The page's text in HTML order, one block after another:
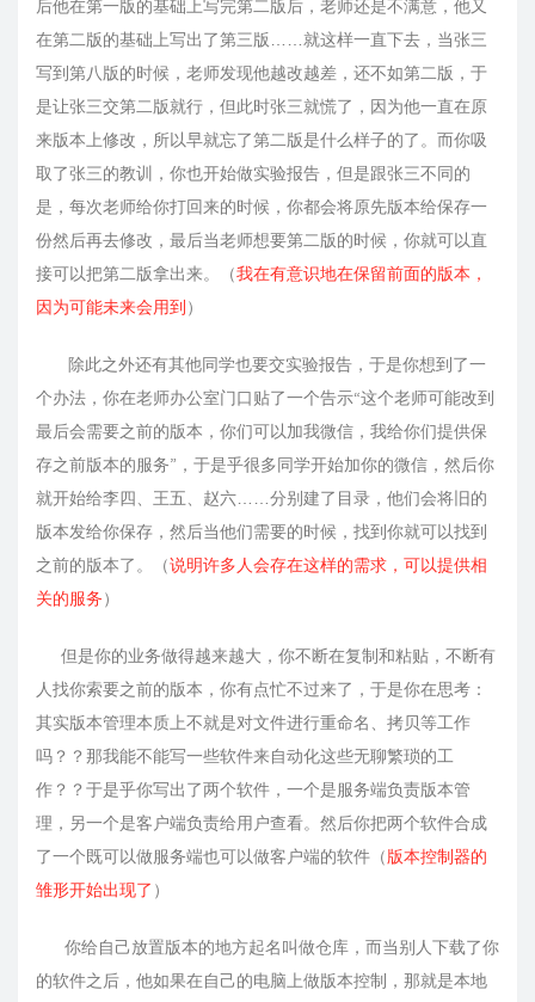
后他在第一版的基础上写完第二版后，老师还是不满意，他又
在第二版的基础上写出了第三版……就这样一直下去，当张三
写到第八版的时候，老师发现他越改越差，还不如第二版，于
是让张三交第二版就行，但此时张三就慌了，因为他一直在原
来版本上修改，所以早就忘了第二版是什么样子的了。而你吸
取了张三的教训，你也开始做实验报告，但是跟张三不同的
是，每次老师给你打回来的时候，你都会将原先版本给保存一
份然后再去修改，最后当老师想要第二版的时候，你就可以直
接可以把第二版拿出来。（我在有意识地在保留前面的版本，
因为可能未来会用到）
除此之外还有其他同学也要交实验报告，于是你想到了一
个办法，你在老师办公室门口贴了一个告示“这个老师可能改到
最后会需要之前的版本，你们可以加我微信，我给你们提供保
存之前版本的服务”，于是乎很多同学开始加你的微信，然后你
就开始给李四、王五、赵六……分别建了目录，他们会将旧的
版本发给你保存，然后当他们需要的时候，找到你就可以找到
之前的版本了。（说明许多人会存在这样的需求，可以提供相
关的服务）
但是你的业务做得越来越大，你不断在复制和粘贴，不断有
人找你索要之前的版本，你有点忙不过来了，于是你在思考：
其实版本管理本质上不就是对文件进行重命名、拷贝等工作
吗？？那我能不能写一些软件来自动化这些无聊繁琐的工
作？？于是乎你写出了两个软件，一个是服务端负责版本管
理，另一个是客户端负责给用户查看。然后你把两个软件合成
了一个既可以做服务端也可以做客户端的软件（版本控制器的
雏形开始出现了 ）
你给自己放置版本的地方起名叫做仓库，而当别人下载了你
的软件之后，他如果在自己的电脑上做版本控制，那就是本地